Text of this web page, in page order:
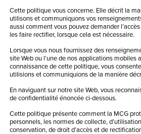
Cette politique vous concerne. Elle décrit la
utilisons et communiquons vos
aussi comment vous pouvez demander
les faire rectifier, lorsque cela est nécessaire.
Lorsque vous nous fournissez des
site Web ou l’une de nos applications mobiles
connaissance de cette politique, vous
utilisions et communiquions de la manière
En naviguant sur notre site Web, vous
de confidentialité énoncée ci-dessous.
Cette politique présente comment la MCG
personnels, les normes de collecte,
conservation, de droit d’accès et de